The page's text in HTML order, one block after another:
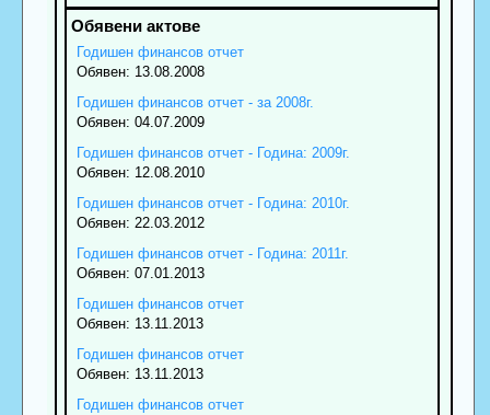
Годишен финансов отчет
Обявен: 13.08.2008
Годишен финансов отчет - за 2008г.
Обявен: 04.07.2009
Годишен финансов отчет - Година: 2009г.
Обявен: 12.08.2010
Годишен финансов отчет - Година: 2010г.
Обявен: 22.03.2012
Годишен финансов отчет - Година: 2011г.
Обявен: 07.01.2013
Годишен финансов отчет
Обявен: 13.11.2013
Годишен финансов отчет
Обявен: 13.11.2013
Годишен финансов отчет